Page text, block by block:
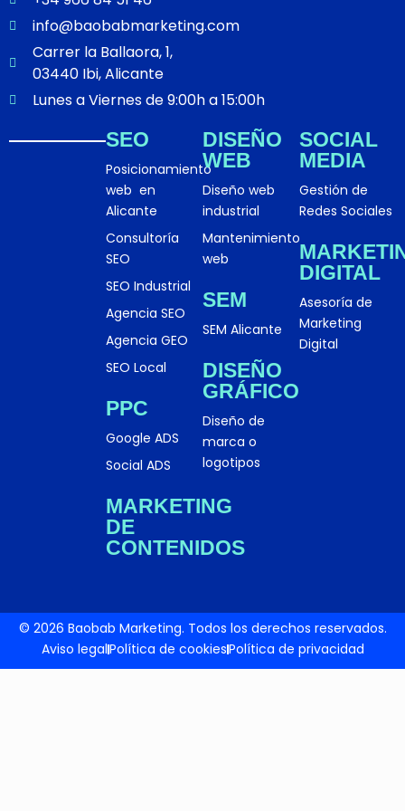
a
g
a
m
e
d
i
n
info@baobabmarketing.com
Carrer la Ballaora, 1,
03440 Ibi, Alicante
Lunes a Viernes de 9:00h a 15:00h
SEO
Posicionamiento
web en
Alicante
Consultoría
SEO
SEO Industrial
Agencia SEO
Agencia GEO
SEO Local
PPC
Google ADS
Social ADS
MARKETING
DE
CONTENIDOS
DISEÑO
WEB
Diseño web
industrial
Mantenimiento
web
SEM
SEM Alicante
DISEÑO
GRÁFICO
Diseño de
marca o
logotipos
SOCIAL
MEDIA
Gestión de
Redes Sociales
DIGITAL
Asesoría de
Marketing
Digital
© 2026 Baobab Marketing. Todos los derechos reservados.
Aviso legalPolítica de cookiesPolítica de privacidad